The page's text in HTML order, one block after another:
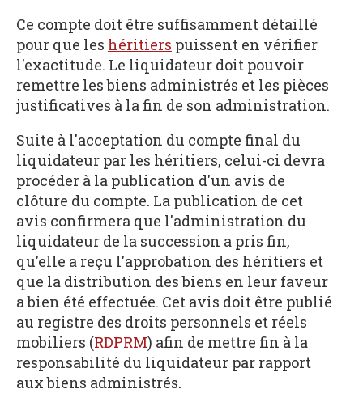
Ce compte doit être suffisamment détaillé
pour que les héritiers puissent en vérifier
l'exactitude. Le liquidateur doit pouvoir
remettre les biens administrés et les pièces
justificatives à la fin de son administration.
Suite à l'acceptation du compte final du
liquidateur par les héritiers, celui-ci devra
procéder à la publication d'un avis de
clôture du compte. La publication de cet
avis confirmera que l'administration du
liquidateur de la succession a pris fin,
qu'elle a reçu l'approbation des héritiers et
que la distribution des biens en leur faveur
a bien été effectuée. Cet avis doit être publié
au registre des droits personnels et réels
mobiliers (RDPRM) afin de mettre fin à la
responsabilité du liquidateur par rapport
aux biens administrés.